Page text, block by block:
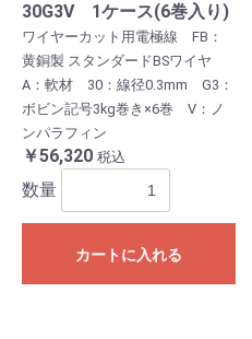
30G3V 1ケース(6巻入り)
ワイヤーカット用電極線 FB：
黄銅製 スタンダードBSワイヤ
A：軟材 30：線径0.3mm G3：
ボビン記号3kg巻き×6巻 V：ノ
ンパラフィン
￥56,320 税込
数量
カートに入れる